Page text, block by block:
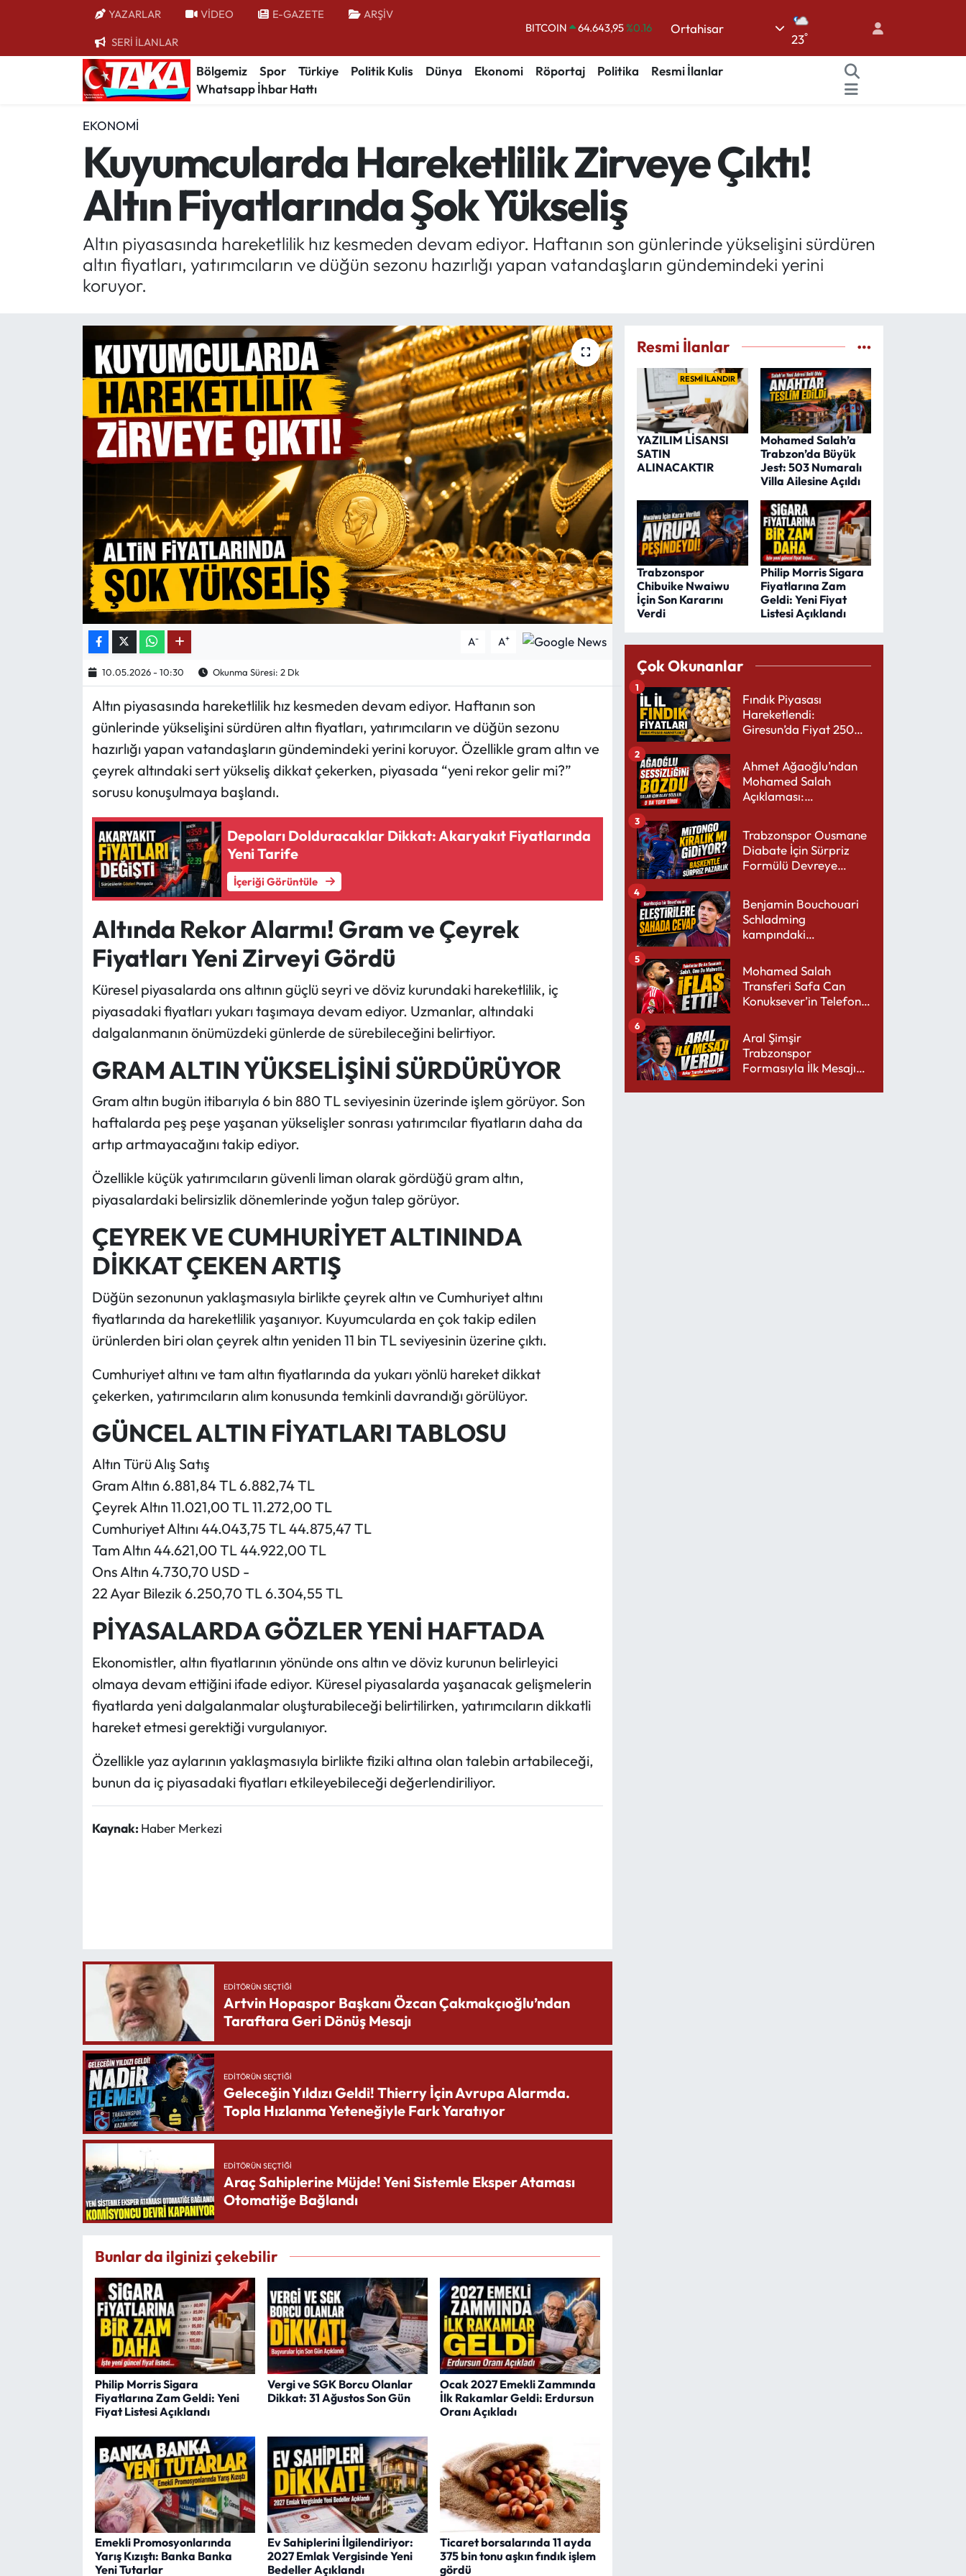
YAZARLAR VİDEO E-GAZETE ARŞİV
SERİ İLANLAR
DOLAR 47,6006%0.06
EURO
55,0250%0.02
STERLİN
64,2398%0.2
BITCOIN
64.643,95%0.16
Ortahisar
23°
Bölgemiz Spor Türkiye Politik Kulis Dünya Ekonomi Röportaj Politika
Resmi İlanlar
Whatsapp İhbar Hattı
EKONOMI
Kuyumcularda Hareketlilik Zirveye Çıktı!
Altın Fiyatlarında Şok Yükseliş
Altın piyasasında hareketlilik hız kesmeden devam ediyor. Haftanın son günlerinde yükselişini sürdüren
altın fiyatları, yatırımcıların ve düğün sezonu hazırlığı yapan vatandaşların gündemindeki yerini
koruyor.
A- A+
10.05.2026 - 10:30 Okunma Süresi: 2 Dk
Altın piyasasında hareketlilik hız kesmeden devam ediyor. Haftanın son
günlerinde yükselişini sürdüren altın fiyatları, yatırımcıların ve düğün sezonu
hazırlığı yapan vatandaşların gündemindeki yerini koruyor. Özellikle gram altın ve
çeyrek altındaki sert yükseliş dikkat çekerken, piyasada “yeni rekor gelir mi?”
sorusu konuşulmaya başlandı.
Depoları Dolduracaklar Dikkat: Akaryakıt Fiyatlarında
Yeni Tarife
İçeriği Görüntüle
Altında Rekor Alarmı! Gram ve Çeyrek
Fiyatları Yeni Zirveyi Gördü
Küresel piyasalarda ons altının güçlü seyri ve döviz kurundaki hareketlilik, iç
piyasadaki fiyatları yukarı taşımaya devam ediyor. Uzmanlar, altındaki
dalgalanmanın önümüzdeki günlerde de sürebileceğini belirtiyor.
GRAM ALTIN YÜKSELİŞİNİ SÜRDÜRÜYOR
Gram altın bugün itibarıyla 6 bin 880 TL seviyesinin üzerinde işlem görüyor. Son
haftalarda peş peşe yaşanan yükselişler sonrası yatırımcılar fiyatların daha da
artıp artmayacağını takip ediyor.
Özellikle küçük yatırımcıların güvenli liman olarak gördüğü gram altın,
piyasalardaki belirsizlik dönemlerinde yoğun talep görüyor.
ÇEYREK VE CUMHURİYET ALTININDA
DİKKAT ÇEKEN ARTIŞ
Düğün sezonunun yaklaşmasıyla birlikte çeyrek altın ve Cumhuriyet altını
fiyatlarında da hareketlilik yaşanıyor. Kuyumcularda en çok takip edilen
ürünlerden biri olan çeyrek altın yeniden 11 bin TL seviyesinin üzerine çıktı.
Cumhuriyet altını ve tam altın fiyatlarında da yukarı yönlü hareket dikkat
çekerken, yatırımcıların alım konusunda temkinli davrandığı görülüyor.
GÜNCEL ALTIN FİYATLARI TABLOSU
Altın Türü Alış Satış
Gram Altın 6.881,84 TL 6.882,74 TL
Çeyrek Altın 11.021,00 TL 11.272,00 TL
Cumhuriyet Altını 44.043,75 TL 44.875,47 TL
Tam Altın 44.621,00 TL 44.922,00 TL
Ons Altın 4.730,70 USD -
22 Ayar Bilezik 6.250,70 TL 6.304,55 TL
PİYASALARDA GÖZLER YENİ HAFTADA
Ekonomistler, altın fiyatlarının yönünde ons altın ve döviz kurunun belirleyici
olmaya devam ettiğini ifade ediyor. Küresel piyasalarda yaşanacak gelişmelerin
fiyatlarda yeni dalgalanmalar oluşturabileceği belirtilirken, yatırımcıların dikkatli
hareket etmesi gerektiği vurgulanıyor.
Özellikle yaz aylarının yaklaşmasıyla birlikte fiziki altına olan talebin artabileceği,
bunun da iç piyasadaki fiyatları etkileyebileceği değerlendiriliyor.
Kaynak: Haber Merkezi
EDITÖRÜN SEÇTIĞI
Artvin Hopaspor Başkanı Özcan Çakmakçıoğlu’ndan
Taraftara Geri Dönüş Mesajı
EDITÖRÜN SEÇTIĞI
Geleceğin Yıldızı Geldi! Thierry İçin Avrupa Alarmda.
Topla Hızlanma Yeteneğiyle Fark Yaratıyor
EDITÖRÜN SEÇTIĞI
Araç Sahiplerine Müjde! Yeni Sistemle Eksper Ataması
Otomatiğe Bağlandı
Bunlar da ilginizi çekebilir
Philip Morris Sigara
Fiyatlarına Zam Geldi: Yeni
Fiyat Listesi Açıklandı
Vergi ve SGK Borcu Olanlar
Dikkat: 31 Ağustos Son Gün
Ocak 2027 Emekli Zammında
İlk Rakamlar Geldi: Erdursun
Oranı Açıkladı
Emekli Promosyonlarında
Yarış Kızıştı: Banka Banka
Yeni Tutarlar
Ev Sahiplerini İlgilendiriyor:
2027 Emlak Vergisinde Yeni
Bedeller Açıklandı
Ticaret borsalarında 11 ayda
375 bin tonu aşkın fındık işlem
gördü
Resmi İlanlar
RESMİ İLANDIR
YAZILIM LİSANSI
SATIN
ALINACAKTIR
Mohamed Salah’a
Trabzon’da Büyük
Jest: 503 Numaralı
Villa Ailesine Açıldı
Trabzonspor
Chibuike Nwaiwu
İçin Son Kararını
Verdi
Philip Morris Sigara
Fiyatlarına Zam
Geldi: Yeni Fiyat
Listesi Açıklandı
Çok Okunanlar
Fındık Piyasası
Hareketlendi:
Giresun’da Fiyat 250
1
Ahmet Ağaoğlu’ndan
Mohamed Salah
Açıklaması:
Yakışır
2
Trabzonspor Ousmane
Diabate İçin Sürpriz
Formülü Devreye
3
Benjamin Bouchouari
Schladming
kampındaki
4
Mohamed Salah
Transferi Safa Can
Konuksever’in Telefon
5
Aral Şimşir
Trabzonspor
Formasıyla İlk Mesajını
6
Bölgemiz
Kültür/Sanat
Politik Kulis
Mektup Galeri
Röportaj
Manşet
Köşe Yazıları
Karikatür Galeri
ASTROLOJİ
Spor Yazıları
Mektup Galeri
Ekonomi
Trabzon Nöbetçi Eczaneler
Trabzon Hava Durumu
Trabzon Trafik Yoğunluk Haritası
Süper Lig Puan Durumu ve Fikstür
Tüm Manşetler
Son Dakika Haberleri
Haber Arşivi